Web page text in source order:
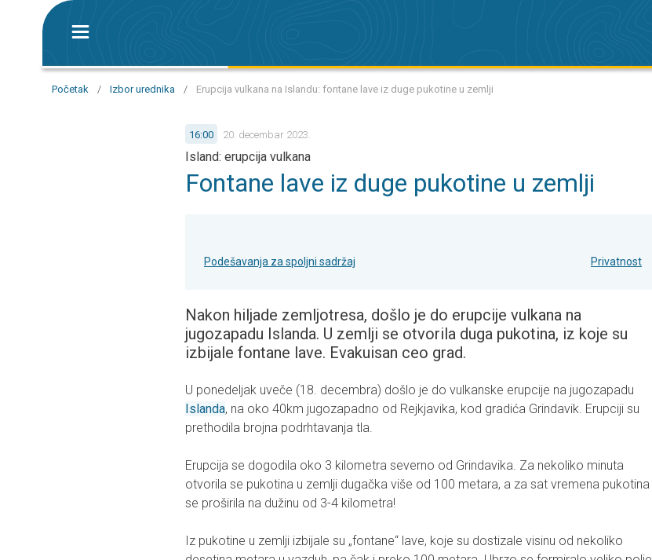
Početak / Izbor urednika / Erupcija vulkana na Islandu: fontane lave iz duge pukotine u zemlji
16:00 20. decembar 2023.
Island: erupcija vulkana
Fontane lave iz duge pukotine u zemlji
Podešavanja za spoljni sadržaj Privatnost
Nakon hiljade zemljotresa, došlo je do erupcije vulkana na
jugozapadu Islanda. U zemlji se otvorila duga pukotina, iz koje su
izbijale fontane lave. Evakuisan ceo grad.
U ponedeljak uveče (18. decembra) došlo je do vulkanske erupcije na jugozapadu
Islanda, na oko 40km jugozapadno od Rejkjavika, kod gradića Grindavik. Erupciji su
prethodila brojna podrhtavanja tla.
Erupcija se dogodila oko 3 kilometra severno od Grindavika. Za nekoliko minuta
otvorila se pukotina u zemlji dugačka više od 100 metara, a za sat vremena pukotina
se proširila na dužinu od 3-4 kilometra!
Iz pukotine u zemlji izbijale su „fontane“ lave, koje su dostizale visinu od nekoliko